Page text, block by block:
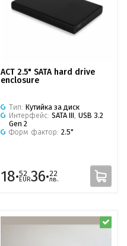
ACT 2.5" SATA hard drive
enclosure
Тип: Кутийка за диск
Интерфейс: SATA III, USB 3.2
Gen 2
Форм фактор: 2.5"
18·52
EUR36·22
лв.